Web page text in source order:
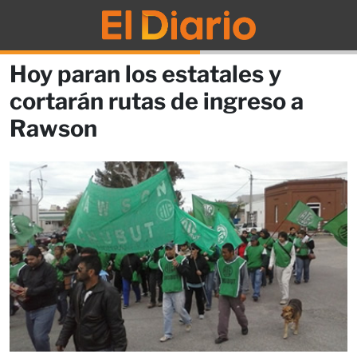
Hoy paran los estatales y
cortarán rutas de ingreso a
Rawson